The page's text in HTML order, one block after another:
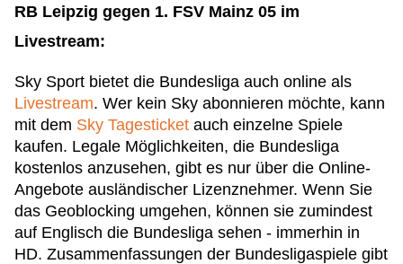
RB Leipzig gegen 1. FSV Mainz 05 im
Livestream:
Sky Sport bietet die Bundesliga auch online als
Livestream. Wer kein Sky abonnieren möchte, kann
mit dem Sky Tagesticket auch einzelne Spiele
kaufen. Legale Möglichkeiten, die Bundesliga
kostenlos anzusehen, gibt es nur über die Online-
Angebote ausländischer Lizenznehmer. Wenn Sie
das Geoblocking umgehen, können sie zumindest
auf Englisch die Bundesliga sehen - immerhin in
HD. Zusammenfassungen der Bundesligaspiele gibt